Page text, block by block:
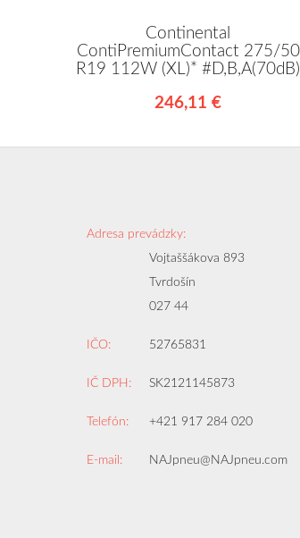
Continental
ContiPremiumContact 275/50
R19 112W (XL)* #D,B,A(70dB)
246,11 €
Adresa prevádzky:
Vojtaššákova 893
Tvrdošín
027 44
IČO: 52765831
IČ DPH: SK2121145873
Telefón: +421 917 284 020
E-mail: NAJpneu@NAJpneu.com